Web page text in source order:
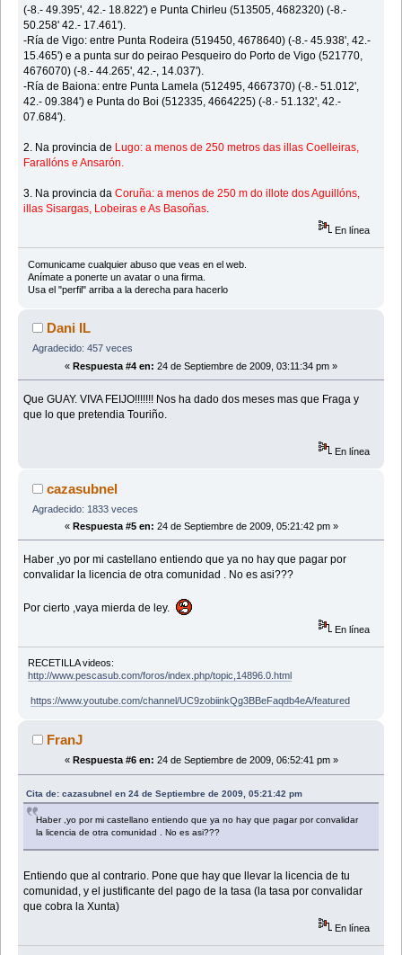
(-8.- 49.395', 42.- 18.822') e Punta Chirleu (513505, 4682320) (-8.-
50.258' 42.- 17.461').
-Ría de Vigo: entre Punta Rodeira (519450, 4678640) (-8.- 45.938', 42.-
15.465') e a punta sur do peirao Pesqueiro do Porto de Vigo (521770,
4676070) (-8.- 44.265', 42.-, 14.037').
-Ría de Baiona: entre Punta Lamela (512495, 4667370) (-8.- 51.012',
42.- 09.384') e Punta do Boi (512335, 4664225) (-8.- 51.132', 42.-
07.684').
2. Na provincia de Lugo: a menos de 250 metros das illas Coelleiras,
Farallóns e Ansarón.
3. Na provincia daCoruña: a menos de 250 m do illote dos Aguillóns,
illas Sisargas, Lobeiras e As Basoñas.
En línea
Comunicame cualquier abuso que veas en el web.
Anímate a ponerte un avatar o una firma.
Usa el "perfil" arriba a la derecha para hacerlo
Dani IL
Agradecido: 457 veces
« Respuesta #4 en: 24 de Septiembre de 2009, 03:11:34 pm »
Que GUAY. VIVA FEIJO!!!!!!! Nos ha dado dos meses mas que Fraga y
que lo que pretendia Touriño.
En línea
cazasubnel
Agradecido: 1833 veces
« Respuesta #5 en: 24 de Septiembre de 2009, 05:21:42 pm »
Haber ,yo por mi castellano entiendo que ya no hay que pagar por
convalidar la licencia de otra comunidad . No es asi???
Por cierto ,vaya mierda de ley.
En línea
RECETILLA videos:
http://www.pescasub.com/foros/index.php/topic,14896.0.html
https://www.youtube.com/channel/UC9zobiinkQg3BBeFaqdb4eA/featured
FranJ
« Respuesta #6 en: 24 de Septiembre de 2009, 06:52:41 pm »
Cita de: cazasubnel en 24 de Septiembre de 2009, 05:21:42 pm
Haber ,yo por mi castellano entiendo que ya no hay que pagar por convalidar
la licencia de otra comunidad . No es asi???
Entiendo que al contrario. Pone que hay que llevar la licencia de tu
comunidad, y el justificante del pago de la tasa (la tasa por convalidar
que cobra la Xunta)
En línea